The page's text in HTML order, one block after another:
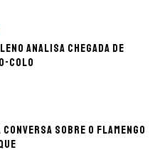
analisa chegada de
Colo
sobre o Flamengo